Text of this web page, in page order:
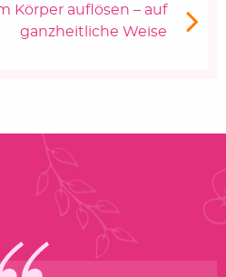
Körper auflösen – auf
ganzheitliche Weise